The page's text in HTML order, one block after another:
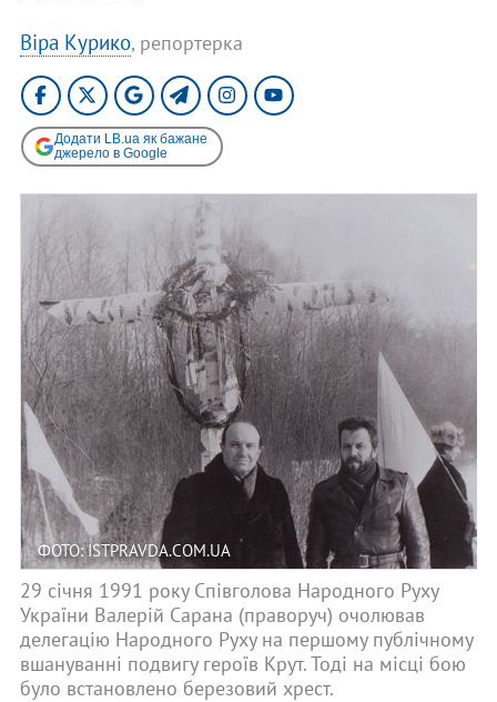
Віра Курико, репортерка
Додати LB.ua як бажане
джерело в Google
ФОТО: ISTPRAVDA.COM.UA
29 січня 1991 року Співголова Народного Руху
України Валерій Сарана (праворуч) очолював
делегацію Народного Руху на першому публічному
вшануванні подвигу героїв Крут. Тоді на місці бою
було встановлено березовий хрест.